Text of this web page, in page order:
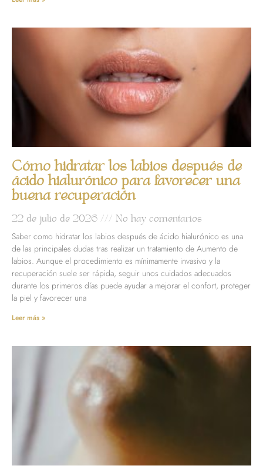
Cómo hidratar los labios después de
ácido hialurónico para favorecer una
buena recuperación
22 de julio de 2026 No hay comentarios
Saber como hidratar los labios después de ácido hialurónico es una
de las principales dudas tras realizar un tratamiento de Aumento de
labios. Aunque el procedimiento es mínimamente invasivo y la
recuperación suele ser rápida, seguir unos cuidados adecuados
durante los primeros días puede ayudar a mejorar el confort, proteger
la piel y favorecer una
Leer más »